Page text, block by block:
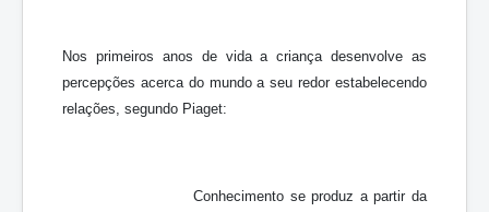
Nos primeiros anos de vida a criança desenvolve as
percepções acerca do mundo a seu redor estabelecendo
relações, segundo Piaget:
Conhecimento se produz a partir da